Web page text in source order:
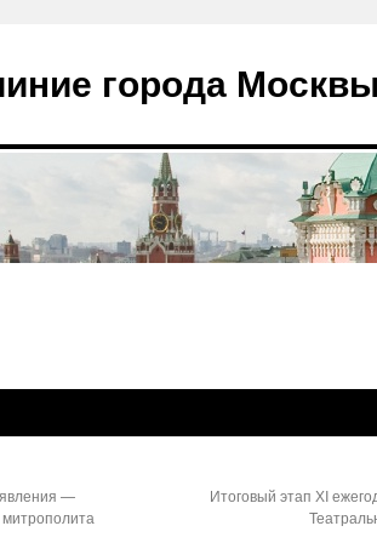
города Москвы
—
Итоговый этап ХI